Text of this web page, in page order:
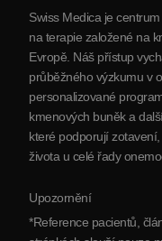
Partnerství
Kontaktujte nás
Swiss Medica je
na terapie založené na
Evropě. Náš přístup
průběžného výzkumu v
personalizované
kmenových buněk a
které podporují
života u celé řady
Upozornění
*Reference pacientů,